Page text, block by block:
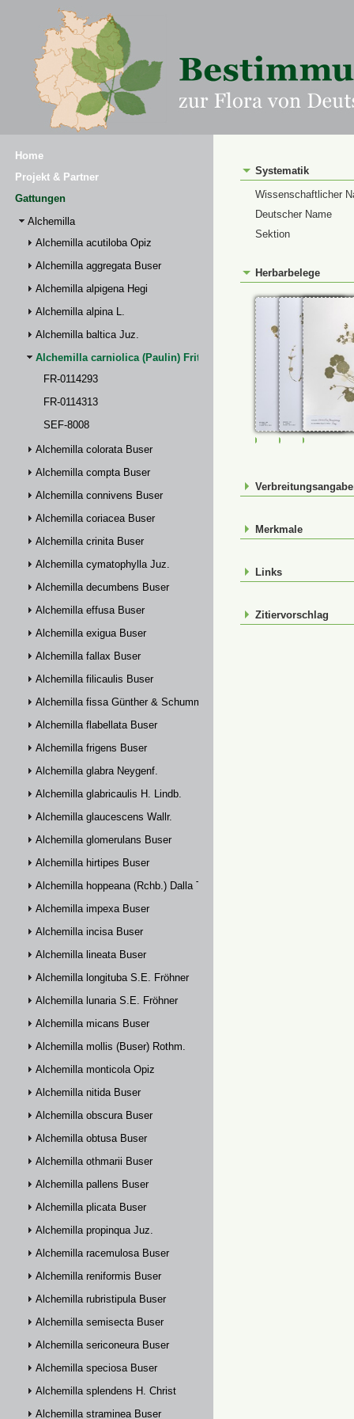
Home
Projekt & Partner
Gattungen
Alchemilla
Alchemilla acutiloba Opiz
Alchemilla aggregata Buser
Alchemilla alpigena Hegi
Alchemilla alpina L.
Alchemilla baltica Juz.
Alchemilla carniolica (Paulin) Fritsch
FR-0114293
FR-0114313
SEF-8008
Alchemilla colorata Buser
Alchemilla compta Buser
Alchemilla connivens Buser
Alchemilla coriacea Buser
Alchemilla crinita Buser
Alchemilla cymatophylla Juz.
Alchemilla decumbens Buser
Alchemilla effusa Buser
Alchemilla exigua Buser
Alchemilla fallax Buser
Alchemilla filicaulis Buser
Alchemilla fissa Günther & Schummel
Alchemilla flabellata Buser
Alchemilla frigens Buser
Alchemilla glabra Neygenf.
Alchemilla glabricaulis H. Lindb.
Alchemilla glaucescens Wallr.
Alchemilla glomerulans Buser
Alchemilla hirtipes Buser
Alchemilla hoppeana (Rchb.) Dalla Torre
Alchemilla impexa Buser
Alchemilla incisa Buser
Alchemilla lineata Buser
Alchemilla longituba S.E. Fröhner
Alchemilla lunaria S.E. Fröhner
Alchemilla micans Buser
Alchemilla mollis (Buser) Rothm.
Alchemilla monticola Opiz
Alchemilla nitida Buser
Alchemilla obscura Buser
Alchemilla obtusa Buser
Alchemilla othmarii Buser
Alchemilla pallens Buser
Alchemilla plicata Buser
Alchemilla propinqua Juz.
Alchemilla racemulosa Buser
Alchemilla reniformis Buser
Alchemilla rubristipula Buser
Alchemilla semisecta Buser
Alchemilla sericoneura Buser
Alchemilla speciosa Buser
Alchemilla splendens H. Christ
Alchemilla straminea Buser
Systematik
Wissenschaftlicher
Deutscher Name
Sektion
Herbarbelege
FR-0114293FR-0114313
Merkmale
Links
Zitiervorschlag